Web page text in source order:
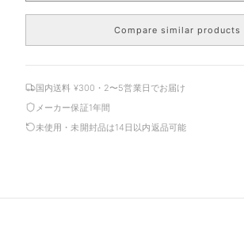
Compare similar products
国内送料 ¥300・2〜5営業日でお届け
メーカー保証1年間
未使用・未開封品は14日以内返品可能